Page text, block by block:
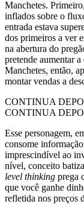
Manchetes.
inflados sobre o
entrada estava
dos primeiros a ver
na abertura do
pretende aumentar
Manchetes, então,
montar vendas a
CONTINUA
CONTINUA
Esse personagem,
consome
imprescindível ao
nível, conceito
level thinking prega
que você ganhe
refletida nos preços